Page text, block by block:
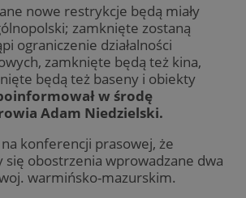
nowe restrykcje będą miały
zamknięte zostaną
ograniczenie działalności
zamknięte będą też kina,
będą też baseny i obiekty
w środę
Adam Niedzielski.
konferencji prasowej, że
się obostrzenia wprowadzane dwa
warmińsko-mazurskim.